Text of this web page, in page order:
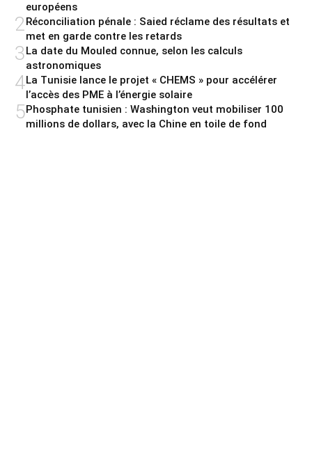
européens
2Réconciliation pénale : Saied réclame des résultats et
met en garde contre les retards
3La date du Mouled connue, selon les calculs
astronomiques
4La Tunisie lance le projet « CHEMS » pour accélérer
l’accès des PME à l’énergie solaire
5Phosphate tunisien : Washington veut mobiliser 100
millions de dollars, avec la Chine en toile de fond